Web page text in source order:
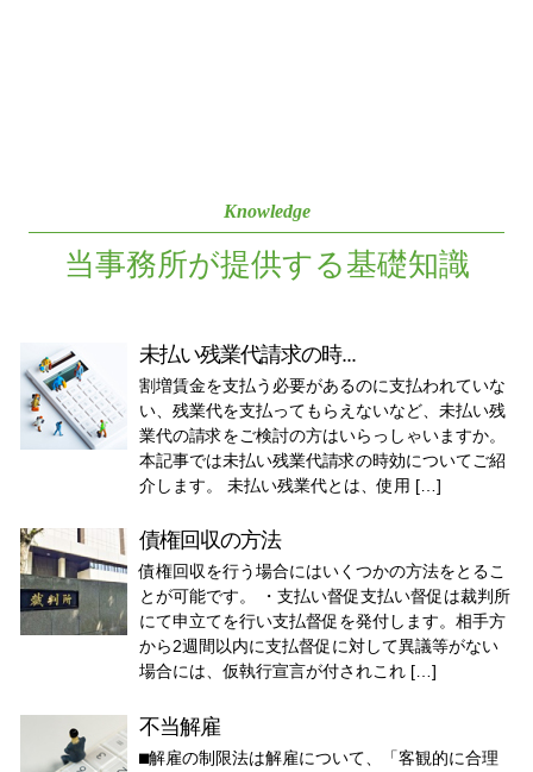
Knowledge
当事務所が提供する基礎知識
未払い残業代請求の時...
割増賃金を支払う必要があるのに支払われていな
い、残業代を支払ってもらえないなど、未払い残
業代の請求をご検討の方はいらっしゃいますか。
本記事では未払い残業代請求の時効についてご紹
介します。 未払い残業代とは、使用 […]
債権回収の方法
債権回収を行う場合にはいくつかの方法をとるこ
とが可能です。 ・支払い督促支払い督促は裁判所
にて申立てを行い支払督促を発付します。相手方
から2週間以内に支払督促に対して異議等がない
場合には、仮執行宣言が付されこれ […]
不当解雇
⬛︎解雇の制限法は解雇について、「客観的に合理